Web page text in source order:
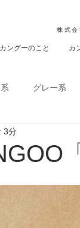
株式
カングーのこと カ
グレー系
3分